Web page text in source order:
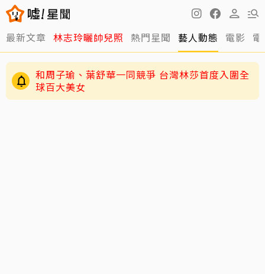
最新文章 林志玲曬帥兒照 熱門星聞 藝人動態 電影
和周子瑜、葉舒華一同競爭 台灣林莎首度入圍全
球百大美女